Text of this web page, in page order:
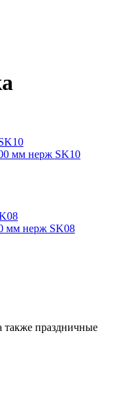
также праздничные